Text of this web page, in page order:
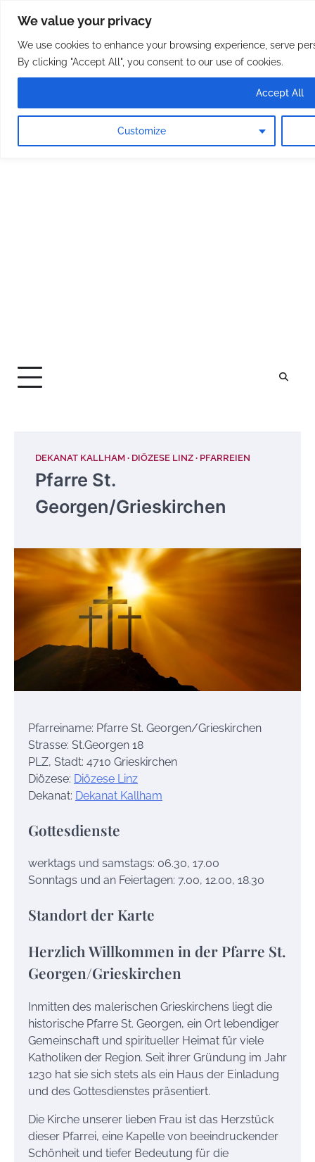
We value your privacy
We use cookies to enhance your browsing experience, serve
By clicking "Accept All", you consent to our use of cookies.
Customize
Accept All
content
Osterreichische Pfarreie
DEKANAT KALLHAM DIÖZESE LINZ PFARREIEN
Pfarre St.
Georgen/Grieskirchen
Pfarreiname: Pfarre St. Georgen/Grieskirchen
Strasse: St.Georgen 18
PLZ, Stadt: 4710 Grieskirchen
Diözese: Diözese Linz
Dekanat: Dekanat Kallham
Gottesdienste
werktags und samstags: 06.30, 17.00
Sonntags und an Feiertagen: 7.00, 12.00, 18.30
Standort der Karte
Herzlich Willkommen in der Pfarre St.
Georgen/Grieskirchen
Inmitten des malerischen Grieskirchens liegt die
historische Pfarre St. Georgen, ein Ort lebendiger
Gemeinschaft und spiritueller Heimat für viele
Katholiken der Region. Seit ihrer Gründung im Jahr
1230 hat sie sich stets als ein Haus der Einladung
und des Gottesdienstes präsentiert.
Die Kirche unserer lieben Frau ist das Herzstück
dieser Pfarrei, eine Kapelle von beeindruckender
Schönheit und tiefer Bedeutung für die